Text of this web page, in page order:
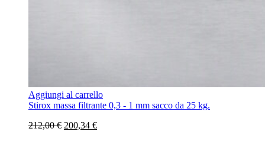
Aggiungi al carrello
Stirox massa filtrante 0,3 - 1 mm sacco da 25 kg.
212,00 € 200,34 €